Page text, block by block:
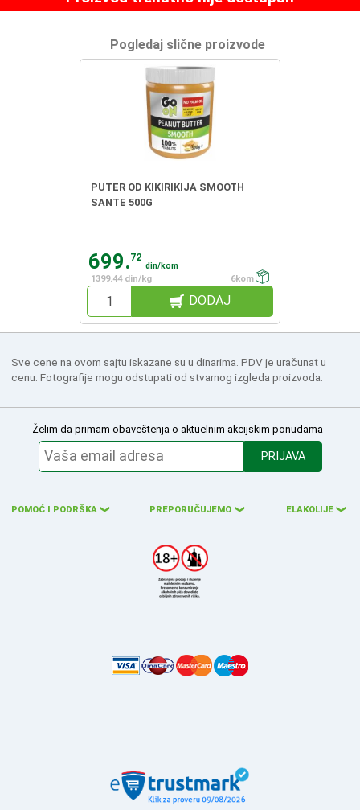
Pogledaj slične proizvode
PUTER OD KIKIRIKIJA SMOOTH
SANTE 500G
699.72
din/kom
1399.44 din/kg
6kom
DODAJ
Sve cene na ovom sajtu iskazane su u dinarima. PDV je uračunat u
cenu. Fotografije mogu odstupati od stvarnog izgleda proizvoda.
Želim da primam obaveštenja o aktuelnim akcijskim ponudama
PRIJAVA
POMOĆ I PODRŠKA ❮ PREPORUČUJEMO ❮ ELAKOLIJE ❮